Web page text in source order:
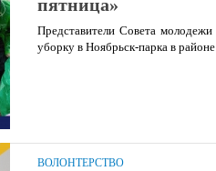
пятница»
Представители Совета
уборку в Ноябрьск-парка в
ВОЛОНТЕРСТВО